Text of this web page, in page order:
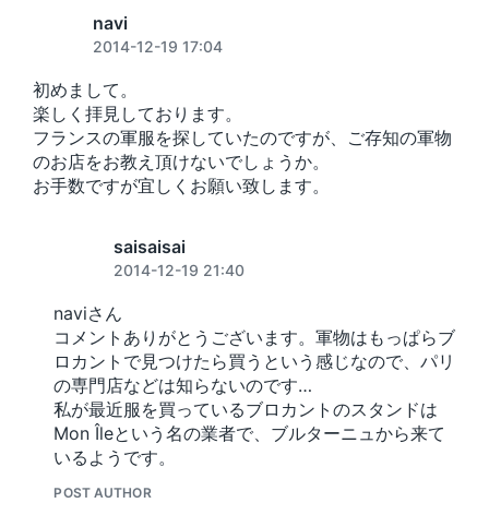
navi
2014-12-19 17:04
初めまして。
楽しく拝見しております。
フランスの軍服を探していたのですが、ご存知の軍物
のお店をお教え頂けないでしょうか。
お手数ですが宜しくお願い致します。
saisaisai
2014-12-19 21:40
naviさん
コメントありがとうございます。軍物はもっぱらブ
ロカントで見つけたら買うという感じなので、パリ
の専門店などは知らないのです…
私が最近服を買っているブロカントのスタンドは
Mon Îleという名の業者で、ブルターニュから来て
いるようです。
POST AUTHOR